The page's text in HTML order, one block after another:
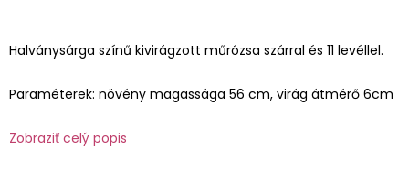
Halványsárga színű kivirágzott műrózsa szárral és 11 levéllel.
Paraméterek: növény magassága 56 cm, virág átmérő 6cm
Zobraziť celý popis